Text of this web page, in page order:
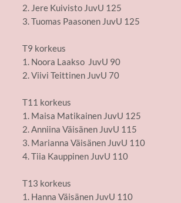
2. Jere Kuivisto JuvU 125
3. Tuomas Paasonen JuvU 125
T9 korkeus
1. Noora Laakso JuvU 90
2. Viivi Teittinen JuvU 70
T11 korkeus
1. Maisa Matikainen JuvU 125
2. Anniina Väisänen JuvU 115
3. Marianna Väisänen JuvU 110
4. Tiia Kauppinen JuvU 110
T13 korkeus
1. Hanna Väisänen JuvU 110